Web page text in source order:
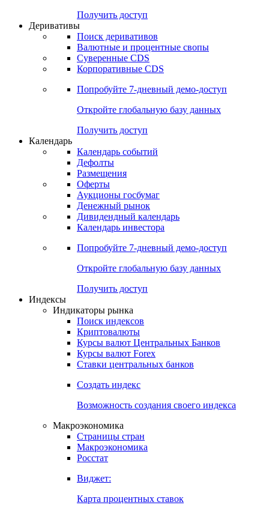
Получить доступ
Деривативы
Поиск деривативов
Валютные и процентные свопы
Суверенные CDS
Корпоративные CDS
Попробуйте 7-дневный демо-доступ
Откройте глобальную базу данных
Получить доступ
Календарь
Календарь событий
Дефолты
Размещения
Оферты
Аукционы госбумаг
Денежный рынок
Дивидендный календарь
Календарь инвестора
Попробуйте 7-дневный демо-доступ
Откройте глобальную базу данных
Получить доступ
Индексы
Индикаторы рынка
Поиск индексов
Криптовалюты
Курсы валют Центральных Банков
Курсы валют Forex
Ставки центральных банков
Создать индекс
Возможность создания своего индекса
Макроэкономика
Страницы стран
Макроэкономика
Росстат
Виджет:
Карта процентных ставок